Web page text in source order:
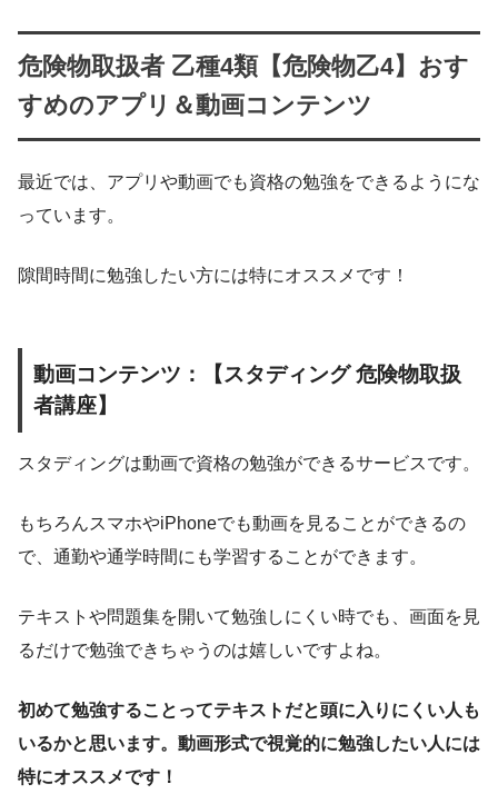
危険物取扱者 乙種4類【危険物乙4】おす
すめのアプリ＆動画コンテンツ
最近では、アプリや動画でも資格の勉強をできるようにな
っています。
隙間時間に勉強したい方には特にオススメです！
動画コンテンツ：【スタディング 危険物取扱
者講座】
スタディングは動画で資格の勉強ができるサービスです。
もちろんスマホやiPhoneでも動画を見ることができるの
で、通勤や通学時間にも学習することができます。
テキストや問題集を開いて勉強しにくい時でも、画面を見
るだけで勉強できちゃうのは嬉しいですよね。
初めて勉強することってテキストだと頭に入りにくい人も
いるかと思います。動画形式で視覚的に勉強したい人には
特にオススメです！